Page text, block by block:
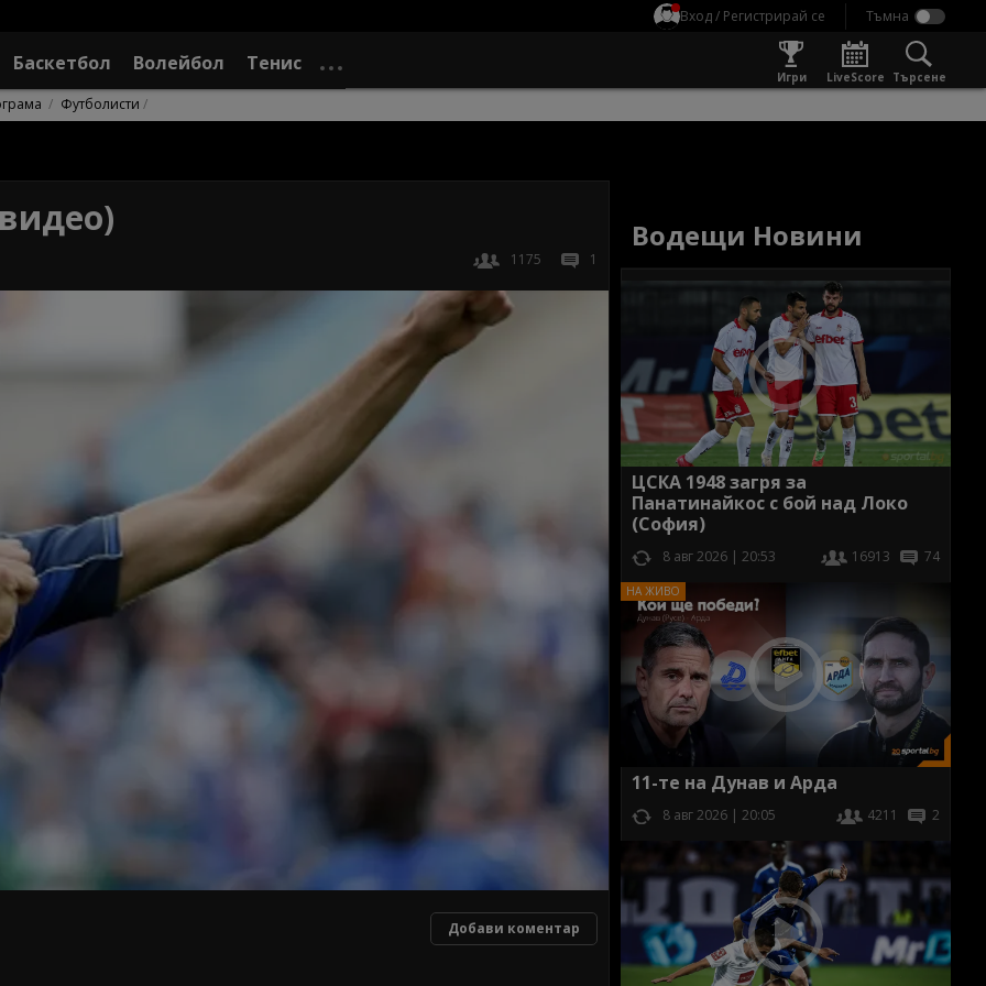
Вход / Регистрирай се
Баскетбол Волейбол Тенис
Игри LiveScore Търсене
Футболисти
1175 1
Добави коментар
Водещи Новини
ЦСКА 1948 загря за
Панатинайкос с бой над Локо
(София)
8 авг 2026 | 20:53 16913 74
11-те на Дунав и Арда
8 авг 2026 | 20:05 4211 2